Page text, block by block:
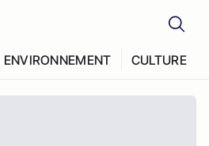
ENVIRONNEMENT CULTURE